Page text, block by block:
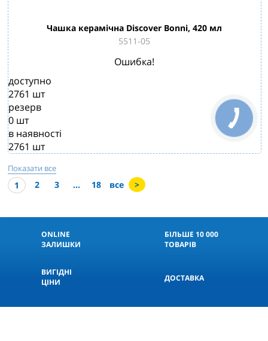
Чашка керамічна Discover Bonni, 420 мл
5511-05
Ошибка!
доступно
2761 шт
резерв
0 шт
в наявності
2761 шт
Показати все
1 2 3 ... 18 все >
ONLINE
ЗАЛИШКИ
БІЛЬШЕ 10 000
ТОВАРІВ
ВИГІДНІ
ЦІНИ
ДОСТАВКА